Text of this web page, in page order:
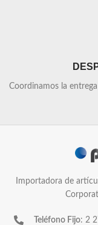
Coordinamos la
Importadora de
Teléfono Fijo: 2